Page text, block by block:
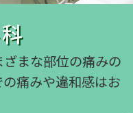
ざまな部位の痛みの
痛みや違和感はお